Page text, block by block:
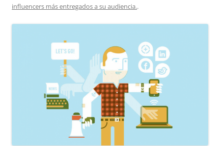
influencers más entregados a su audiencia..